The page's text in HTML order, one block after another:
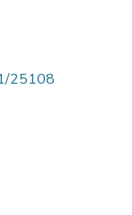
25108